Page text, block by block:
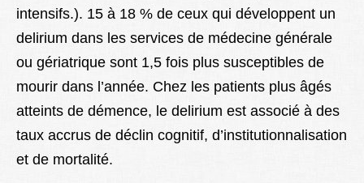
intensifs.). 15 à 18 % de ceux qui développent un
delirium dans les services de médecine générale
ou gériatrique sont 1,5 fois plus susceptibles de
mourir dans l’année. Chez les patients plus âgés
atteints de démence, le delirium est associé à des
taux accrus de déclin cognitif, d’institutionnalisation
et de mortalité.